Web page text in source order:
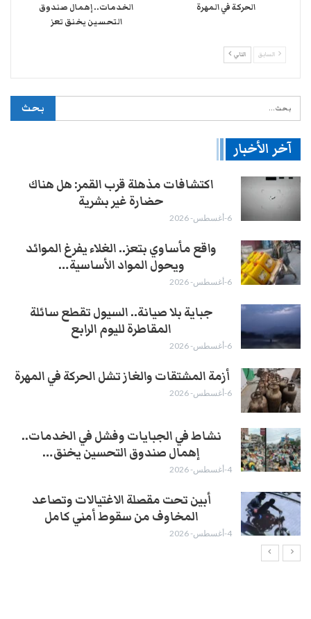
الحركة في المهرة ​
الخدمات.. إهمال صندوق
التحسين يخنق تعز
السابق التالي
آخر الأخبار
اكتشافات مذهلة قرب القمر: هل هناك
حضارة غير بشرية
6-أغسطس- 2026
واقع مأساوي بتعز.. الغلاء يفرغ الموائد
ويحول المواد الأساسية…
6-أغسطس- 2026
جباية بلا صيانة.. السيول تقطع سائلة
المقاطرة لليوم الرابع
6-أغسطس- 2026
أزمة المشتقات والغاز تشل الحركة في المهرة ​
6-أغسطس- 2026
نشاط في الجبايات وفشل في الخدمات..
إهمال صندوق التحسين يخنق…
4-أغسطس- 2026
أبين تحت مقصلة الاغتيالات وتصاعد
المخاوف من سقوط أمني كامل
4-أغسطس- 2026